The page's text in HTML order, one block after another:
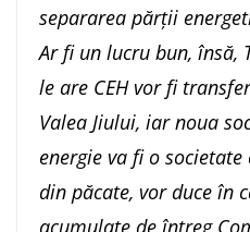
separarea părții
Ar fi un lucru bun, însă,
le are CEH vor fi
Valea Jiului, iar noua
energie va fi o
din păcate, vor duce în
acumulate de întreg